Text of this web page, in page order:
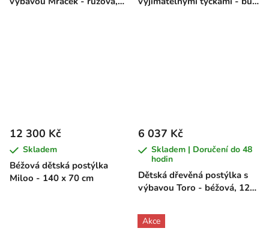
Béžová dětská postýlka
Miloo - 140 x 70 cm
12 300 Kč
Skladem
Dětská dřevěná postýlka s
výbavou Toro - béžová, 120
6 037 Kč
Skladem | Doručení do 48
hodin
Akce